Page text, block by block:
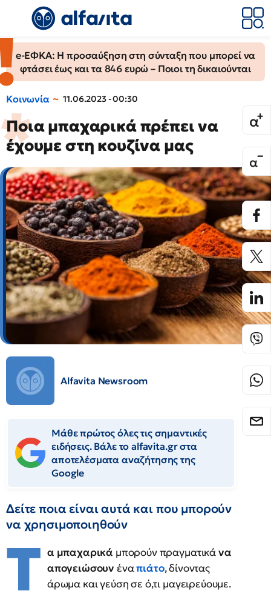
e-ΕΦΚΑ: Η προσαύξηση στη σύνταξη που μπορεί να
φτάσει έως και τα 846 ευρώ – Ποιοι τη δικαιούνται
Κοινωνία 11.06.2023 - 00:30
Ποια μπαχαρικά πρέπει να
έχουμε στη κουζίνα μας
Alfavita Newsroom
Μάθε πρώτος όλες τις σημαντικές
ειδήσεις. Βάλε το alfavita.gr στα
αποτελέσματα αναζήτησης της
Google
Δείτε ποια είναι αυτά και που μπορούν
να χρησιμοποιηθούν
Τ α μπαχαρικά μπορούν πραγματικάνα
απογειώσουν έναπιάτο, δίνοντας
άρωμα και γεύση σε ό,τι μαγειρεύουμε.